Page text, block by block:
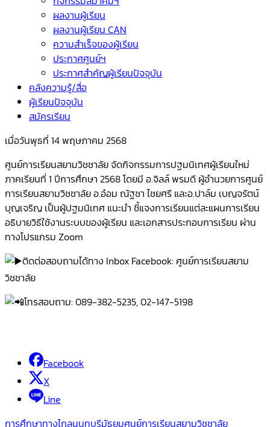
ผลงานผู้เรียน
ผลงานผู้เรียน CAN
ความสำเร็จของผู้เรียน
ประกาศศูนย์ฯ
ประกาศสำคัญผู้เรียนปัจจุบัน
คลังความรู้/สื่อ
ผู้เรียนปัจจุบัน
สมัครเรียน
เมื่อวันพุธที่ 14 พฤษภาคม 2568
ศูนย์การเรียนสยามวิชชาลัย จัดกิจกรรมการปฐมนิเทศผู้เรียนใหม่
ภาคเรียนที่ 1 ปีการศึกษา 2568 โดยมี อ.จิลล์ พรมดี ผู้อำนวยการศูนย์
การเรียนสยามวิชชาลัย อ.อ๋อม ณัฐชา ไชยศรี และอ.ปาล์ม เบญจรัตน์
บุญเจริญ เป็นผู้ปฐมนิเทศ แนะนำ ชี้แจงการเรียนแต่ละแผนการเรียน
อธิบายวิธีใช้งานระบบของผู้เรียน และเอกสารประกอบการเรียน ผ่าน
ทางโปรแกรม Zoom
ติดต่อสอบถามได้ทาง Inbox Facebook: ศูนย์การเรียนสยาม
วิชชาลัย
โทรสอบถาม: 089-382-5235, 02-147-5198
Facebook
X
Line
การศึกษาทางไกลนนทบุรีมัธยมศูนย์การเรียนสยามวิชชาลัย